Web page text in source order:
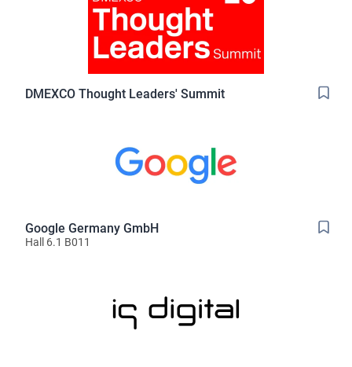
DMEXCO Thought Leaders' Summit
Google Germany GmbH
Hall 6.1 B011